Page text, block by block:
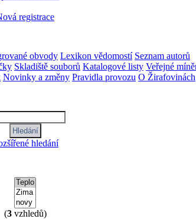
registrace
obvody Lexikon vědomostí Seznam autorů
Skladiště souborů Katalogové listy Veřejné
Novinky a změny Pravidla provozu O Žirafovinách
hledání
(3vzhledů)